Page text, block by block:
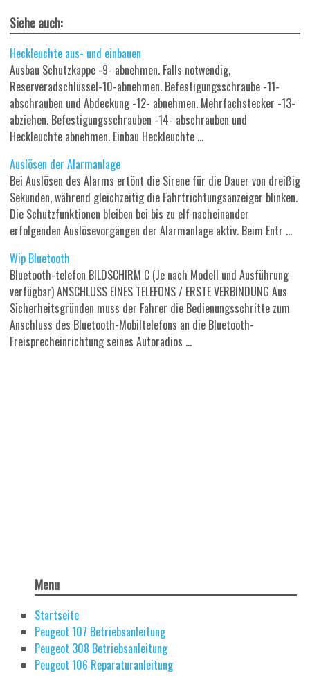
Siehe auch:
Heckleuchte aus- und einbauen
Ausbau Schutzkappe -9- abnehmen. Falls notwendig,
Reserveradschlüssel-10-abnehmen. Befestigungsschraube -11-
abschrauben und Abdeckung -12- abnehmen. Mehrfachstecker -13-
abziehen. Befestigungsschrauben -14- abschrauben und
Heckleuchte abnehmen. Einbau Heckleuchte ...
Auslösen der Alarmanlage
Bei Auslösen des Alarms ertönt die Sirene für die Dauer von dreißig
Sekunden, während gleichzeitig die Fahrtrichtungsanzeiger blinken.
Die Schutzfunktionen bleiben bei bis zu elf nacheinander
erfolgenden Auslösevorgängen der Alarmanlage aktiv. Beim Entr ...
Wip Bluetooth
Bluetooth-telefon BILDSCHIRM C (Je nach Modell und Ausführung
verfügbar) ANSCHLUSS EINES TELEFONS / ERSTE VERBINDUNG Aus
Sicherheitsgründen muss der Fahrer die Bedienungsschritte zum
Anschluss des Bluetooth-Mobiltelefons an die Bluetooth-
Freisprecheinrichtung seines Autoradios ...
Menu
Startseite
Peugeot 107 Betriebsanleitung
Peugeot 308 Betriebsanleitung
Peugeot 106 Reparaturanleitung